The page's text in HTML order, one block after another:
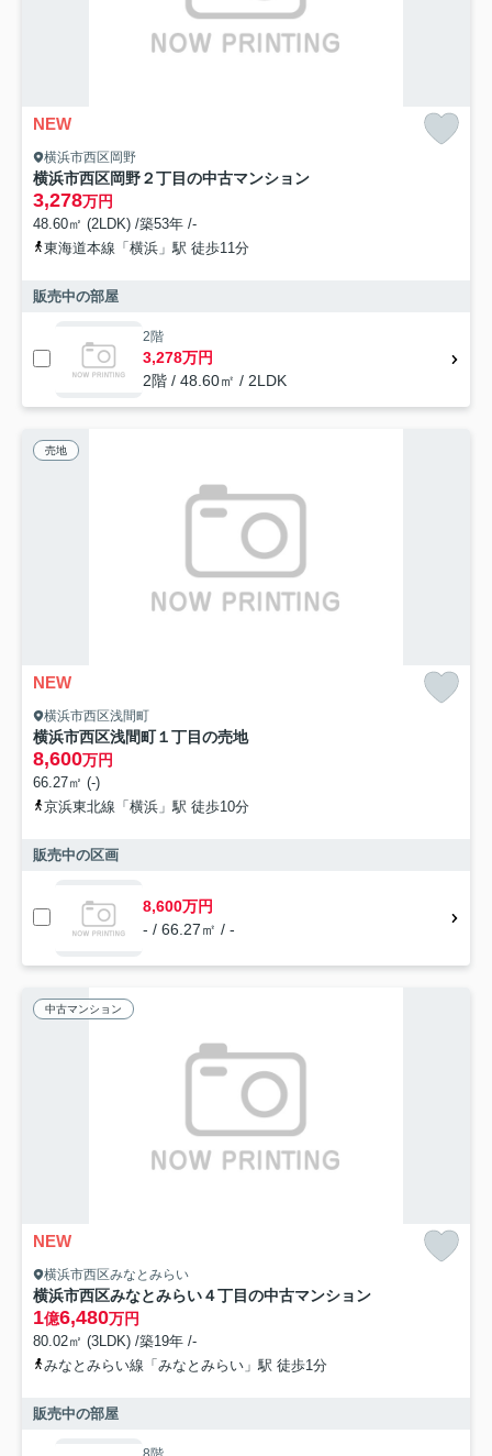
NEW
横浜市西区岡野
横浜市西区岡野２丁目の中古マンション
3,278万円
48.60㎡ (2LDK) /築53年 /-
東海道本線「横浜」駅 徒歩11分
販売中の部屋
2階
3,278万円
2階 / 48.60㎡ / 2LDK
売地
NEW
横浜市西区浅間町
横浜市西区浅間町１丁目の売地
8,600万円
66.27㎡ (-)
京浜東北線「横浜」駅 徒歩10分
販売中の区画
8,600万円
- / 66.27㎡ / -
中古マンション
NEW
横浜市西区みなとみらい
横浜市西区みなとみらい４丁目の中古マンション
1億6,480万円
80.02㎡ (3LDK) /築19年 /-
みなとみらい線「みなとみらい」駅 徒歩1分
販売中の部屋